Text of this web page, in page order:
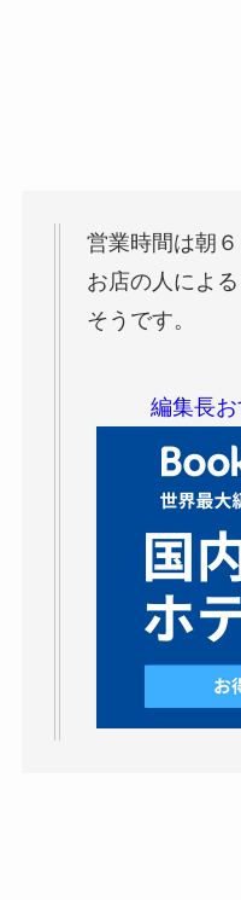
営業時間は朝６
お店の人によ
そうです。
編集長